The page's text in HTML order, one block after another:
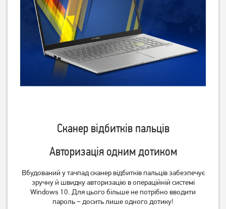
Сканер відбитків пальців
Авторизація одним дотиком
Вбудований у тачпад сканер відбитків пальців забезпечує
зручну й швидку авторизацію в операційній системі
Windows 10. Для цього більше не потрібно вводити
пароль – досить лише одного дотику!